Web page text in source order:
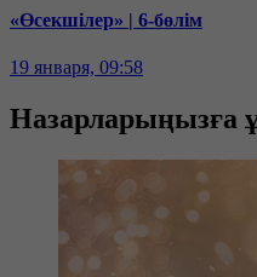
«Өсекшілер» | 6-бөлім
19 января, 09:58
Назарларыңызға